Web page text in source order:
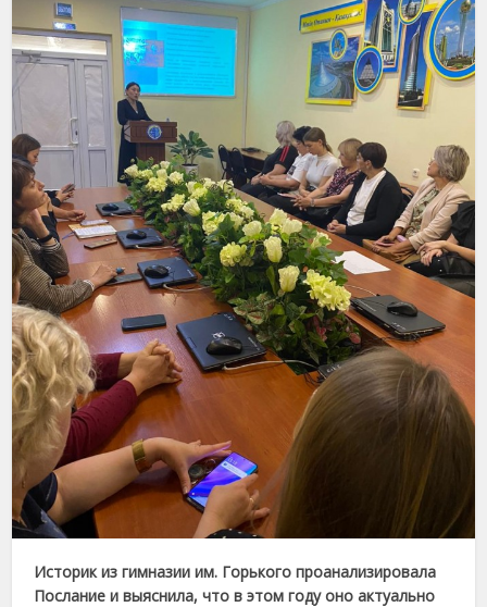
Историк из гимназии им. Горького проанализировала
Послание и выяснила, что в этом году оно актуально